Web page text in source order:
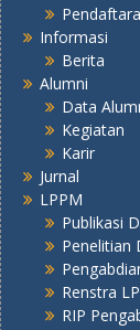
Informasi
Berita
Alumni
Data
Kegiatan
Karir
Jurnal
LPPM
Publikasi
Penelitian
Renstra
RIP